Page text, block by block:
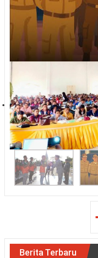
Berita Terbaru